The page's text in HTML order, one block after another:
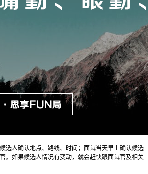
选人确认地点、路线、时间；面试当天早上确认候选
。如果候选人情况有变动，就会赶快跟面试官及相关